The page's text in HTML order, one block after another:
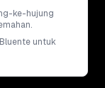
ke-hujung
Bluente untuk